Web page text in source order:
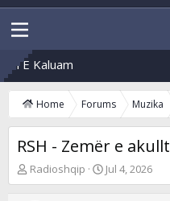
E Kaluam
Home Forums Muzika
RSH - Zemër e akullt
T
h
Radioshqip
S
t
Jul 4, 2026